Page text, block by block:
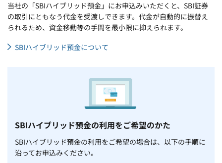
当社の「SBIハイブリッド預金」にお申込みいただくと、SBI証券
の取引にともなう代金を受渡しできます。代金が自動的に振替え
られるため、資金移動等の手間を最小限に抑えられます。
SBIハイブリッド預金について
SBIハイブリッド預金の利用をご希望のかた
SBIハイブリッド預金の利用をご希望の場合は、以下の手順に
沿ってお申込みください。